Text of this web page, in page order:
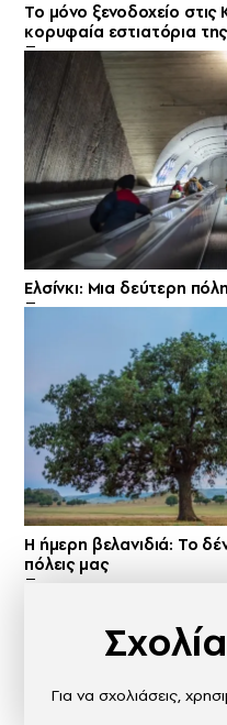
Το μόνο ξενοδοχείο
κορυφαία εστιατόρια
Ελσίνκι: Mια δεύτερη
Η ήμερη βελανιδιά: Το
πόλεις μας
Για να σχολιάσεις,